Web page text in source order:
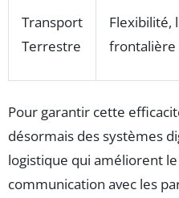
Transport
Terrestre
Flexibilité,
frontalière
Pour garantir cette
désormais des systèmes
logistique qui améliorent
communication avec les